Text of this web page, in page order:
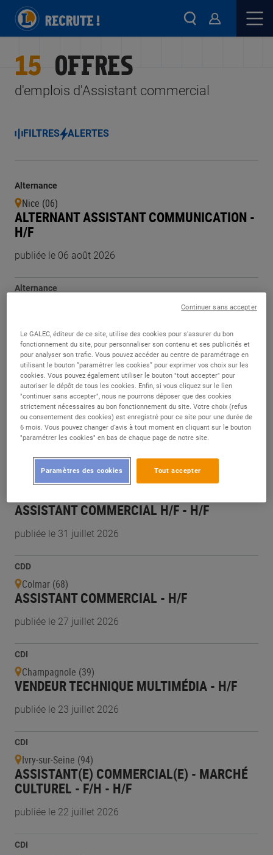
15 OFFRES
d'emplois d'Assistant commercial
FILTRES ALERTES
Alternance
Nice (06)
ALTERNANT ASSISTANT COMMUNICATION -
H/F
publiée le 06 août 2026
Alternance
- H/F
publiée le 06 août 2026
Alternance
Cernay (68)
APPRENTI BTS MCO - LIQUIDE - H/F
ASSISTANT COMMERCIAL H/F - H/F
publiée le 31 juillet 2026
CDD
Colmar (68)
ASSISTANT COMMERCIAL - H/F
publiée le 27 juillet 2026
CDI
Champagnole (39)
VENDEUR TECHNIQUE MULTIMÉDIA - H/F
publiée le 23 juillet 2026
CDI
Ivry-sur-Seine (94)
ASSISTANT(E) COMMERCIAL(E) - MARCHÉ
CULTUREL - F/H - H/F
publiée le 22 juillet 2026
CDI
Le GALEC, éditeur de ce site, utilise des cookies pour s'assurer du bon
fonctionnement du site, pour personnaliser son contenu et ses publicités et
pour analyser son trafic. Vous pouvez accéder au centre de paramétrage en
utilisant le bouton “paramétrer les cookies” pour exprimer vos choix sur les
cookies. Vous pouvez également utiliser le bouton "tout accepter" pour
autoriser le dépôt de tous les cookies. Enfin, si vous cliquez sur le lien
"continuer sans accepter", nous ne pourrons déposer que des cookies
strictement nécessaires au bon fonctionnement du site. Votre choix (refus
ou consentement des cookies) est enregistré pour ce site pour une durée de
6 mois. Vous pouvez changer d'avis à tout moment en cliquant sur le bouton
"paramétrer les cookies" en bas de chaque page de notre site.
Tout accepter
Paramètres des cookies
Continuer sans accepter